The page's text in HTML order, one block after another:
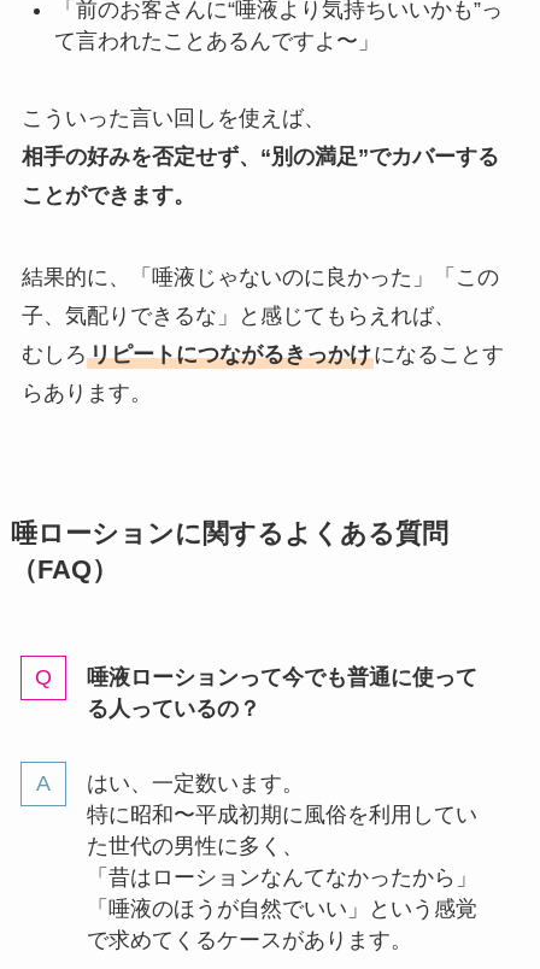
「前のお客さんに“唾液より気持ちいいかも”っ
て言われたことあるんですよ〜」
こういった言い回しを使えば、
相手の好みを否定せず、“別の満足”でカバーする
ことができます。
結果的に、「唾液じゃないのに良かった」「この
子、気配りできるな」と感じてもらえれば、
むしろリピートにつながるきっかけになることす
らあります。
唾ローションに関するよくある質問
（FAQ）
唾液ローションって今でも普通に使って
る人っているの？
はい、一定数います。
特に昭和〜平成初期に風俗を利用してい
た世代の男性に多く、
「昔はローションなんてなかったから」
「唾液のほうが自然でいい」という感覚
で求めてくるケースがあります。